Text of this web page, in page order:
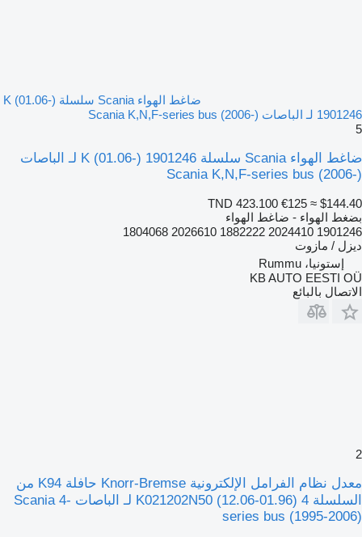
ضاغط الهواء Scania سلسلة K (01.06-)
1901246 لـ الباصات Scania K,N,F-series bus (2006-)
5
ضاغط الهواء Scania سلسلة K (01.06-) 1901246 لـ الباصات
Scania K,N,F-series bus (2006-)
TND 423.100 €125 ≈ $144.40
بضغط الهواء - ضاغط الهواء
1901246 2024410 1882222 2026610 1804068
ديزل / مازوت
إستونيا، Rummu
KB AUTO EESTI OÜ
الاتصال بالبائع
2
معدل نظام الفرامل الإلكترونية Knorr-Bremse حافلة K94 من
السلسلة 4 (01.96-12.06) K021202N50 لـ الباصات Scania 4-
series bus (1995-2006)